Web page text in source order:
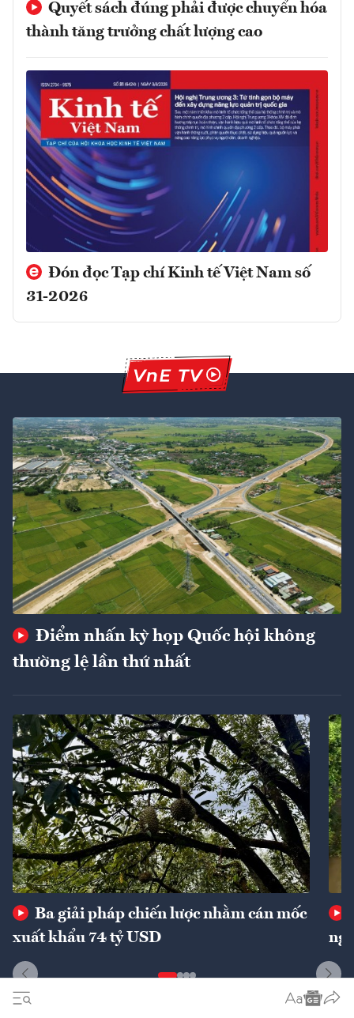
Quyết sách đúng phải được chuyển hóa
thành tăng trưởng chất lượng cao
Đón đọc Tạp chí Kinh tế Việt Nam số
31-2026
Điểm nhấn kỳ họp Quốc hội không
thường lệ lần thứ nhất
Ba giải pháp chiến lược nhằm cán mốc
xuất khẩu 74 tỷ USD